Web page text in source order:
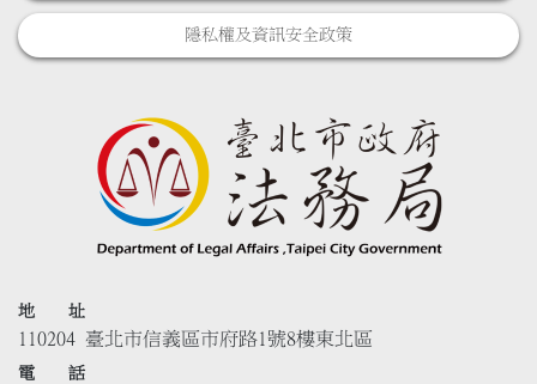
隱私權及資訊安全政策
地 址
110204 臺北市信義區市府路1號8樓東北區
電 話